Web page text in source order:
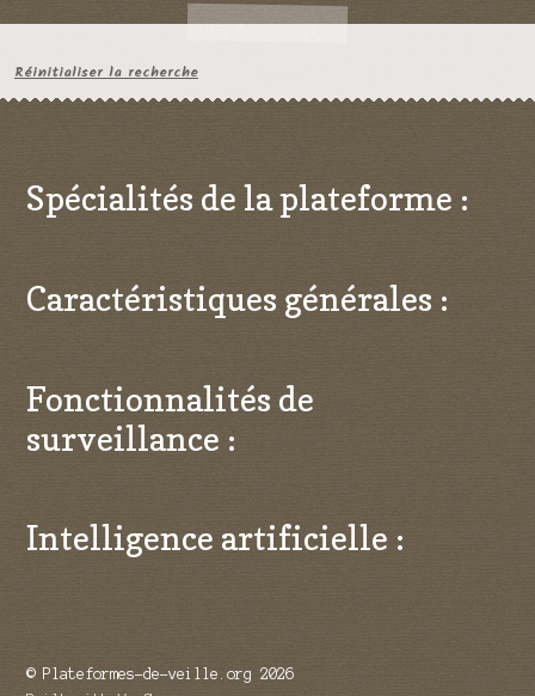
Réinitialiser la recherche
Spécialités de la plateforme :
Caractéristiques générales :
Fonctionnalités de
surveillance :
Intelligence artificielle :
© Plateformes-de-veille.org 2026